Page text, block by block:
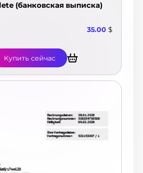
(банковская выписка)
35.00 $
Купить сейчас